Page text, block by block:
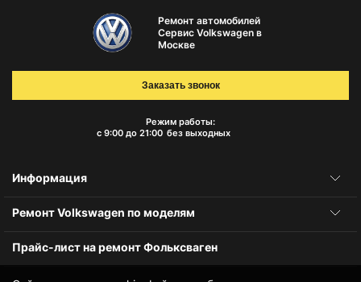
Ремонт автомобилей
Сервис Volkswagen в
Москве
Режим работы:
с 9:00 до 21:00 без выходных
Заказать звонок
Информация
Ремонт Volkswagen по моделям
Прайс-лист на ремонт Фольксваген